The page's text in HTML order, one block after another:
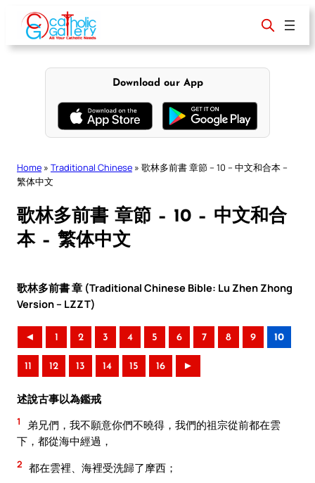
content
Download our App
Home » Traditional Chinese » 歌林多前書 章節 – 10 – 中文和合本 –
繁体中文
歌林多前書 章節 – 10 – 中文和合
本 – 繁体中文
歌林多前書 章 (Traditional Chinese Bible: Lu Zhen Zhong
Version – LZZT)
◄ 1 2 3 4 5 6 7 8 9 10
11 12 13 14 15 16 ►
述說古事以為鑑戒
1
弟兄們，我不願意你們不曉得，我們的祖宗從前都在雲
下，都從海中經過，
2 都在雲裡、海裡受洗歸了摩西；